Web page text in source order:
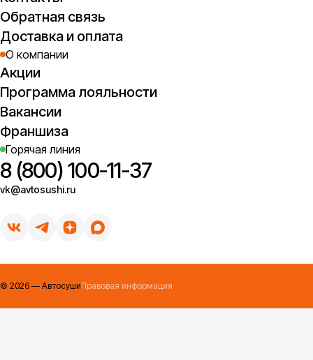
Обратная связь
Доставка и оплата
О компании
Акции
Программа лояльности
Вакансии
Франшиза
Горячая линия
8 (800) 100-11-37
vk@avtosushi.ru
© 2026 — АвтосушиПравовая информация